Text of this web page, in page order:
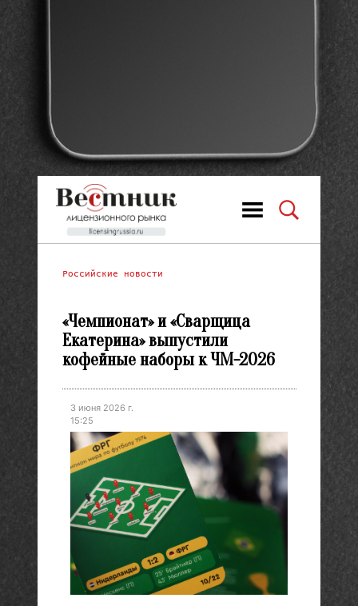
Российские новости
«Чемпионат» и «Сварщица
Екатерина» выпустили
кофейные наборы к ЧМ-2026
3 июня 2026 г.
15:25